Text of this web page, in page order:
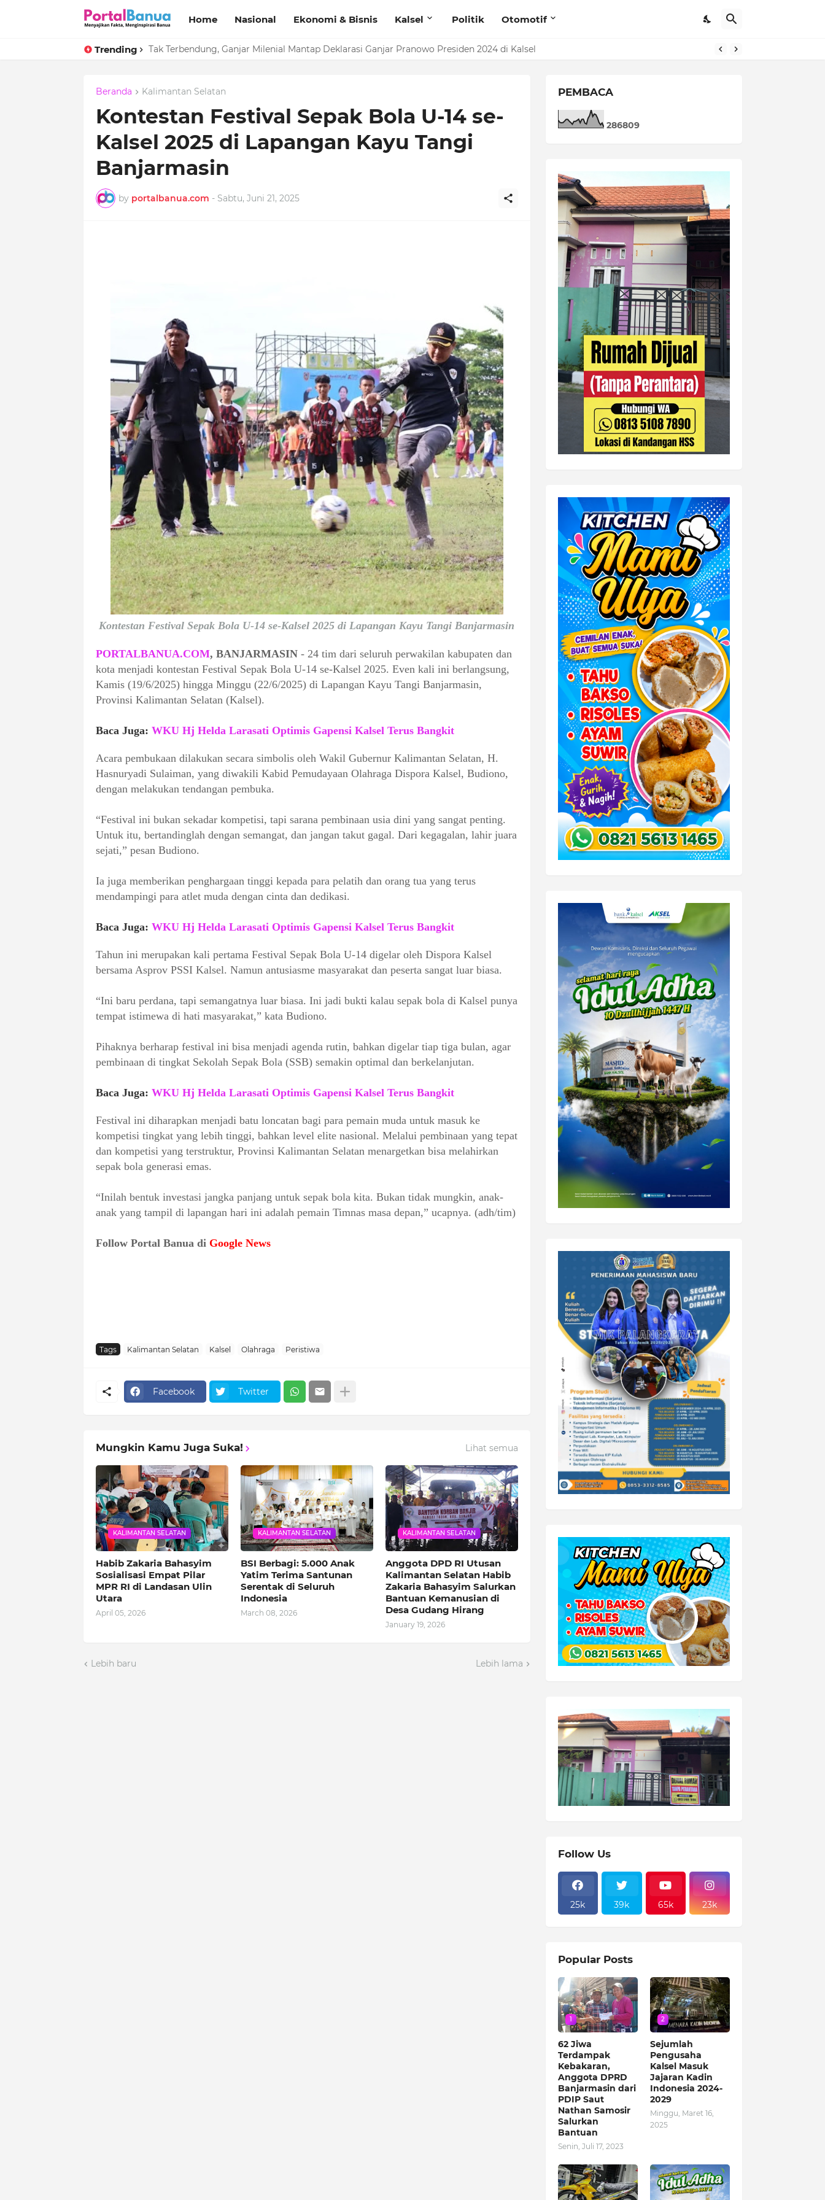
Home Nasional Ekonomi & Bisnis Kalsel Politik Otomotif
Trending Tak Terbendung, Ganjar Milenial Mantap Deklarasi Ganjar Pranowo Presiden 2024 di Kalsel
Beranda Kalimantan Selatan
Kontestan Festival Sepak Bola U-14 se-
Kalsel 2025 di Lapangan Kayu Tangi
Banjarmasin
by portalbanua.com - Sabtu, Juni 21, 2025
Kontestan Festival Sepak Bola U-14 se-Kalsel 2025 di Lapangan Kayu Tangi Banjarmasin
PORTALBANUA.COM, BANJARMASIN - 24 tim dari seluruh perwakilan kabupaten dan
kota menjadi kontestan Festival Sepak Bola U-14 se-Kalsel 2025. Even kali ini berlangsung,
Kamis (19/6/2025) hingga Minggu (22/6/2025) di Lapangan Kayu Tangi Banjarmasin,
Provinsi Kalimantan Selatan (Kalsel).
Baca Juga: WKU Hj Helda Larasati Optimis Gapensi Kalsel Terus Bangkit
Acara pembukaan dilakukan secara simbolis oleh Wakil Gubernur Kalimantan Selatan, H.
Hasnuryadi Sulaiman, yang diwakili Kabid Pemudayaan Olahraga Dispora Kalsel, Budiono,
dengan melakukan tendangan pembuka.
“Festival ini bukan sekadar kompetisi, tapi sarana pembinaan usia dini yang sangat penting.
Untuk itu, bertandinglah dengan semangat, dan jangan takut gagal. Dari kegagalan, lahir juara
sejati,” pesan Budiono.
Ia juga memberikan penghargaan tinggi kepada para pelatih dan orang tua yang terus
mendampingi para atlet muda dengan cinta dan dedikasi.
Baca Juga: WKU Hj Helda Larasati Optimis Gapensi Kalsel Terus Bangkit
Tahun ini merupakan kali pertama Festival Sepak Bola U-14 digelar oleh Dispora Kalsel
bersama Asprov PSSI Kalsel. Namun antusiasme masyarakat dan peserta sangat luar biasa.
“Ini baru perdana, tapi semangatnya luar biasa. Ini jadi bukti kalau sepak bola di Kalsel punya
tempat istimewa di hati masyarakat,” kata Budiono.
Pihaknya berharap festival ini bisa menjadi agenda rutin, bahkan digelar tiap tiga bulan, agar
pembinaan di tingkat Sekolah Sepak Bola (SSB) semakin optimal dan berkelanjutan.
Baca Juga: WKU Hj Helda Larasati Optimis Gapensi Kalsel Terus Bangkit
Festival ini diharapkan menjadi batu loncatan bagi para pemain muda untuk masuk ke
kompetisi tingkat yang lebih tinggi, bahkan level elite nasional. Melalui pembinaan yang tepat
dan kompetisi yang terstruktur, Provinsi Kalimantan Selatan menargetkan bisa melahirkan
sepak bola generasi emas.
“Inilah bentuk investasi jangka panjang untuk sepak bola kita. Bukan tidak mungkin, anak-
anak yang tampil di lapangan hari ini adalah pemain Timnas masa depan,” ucapnya. (adh/tim)
Follow Portal Banua di Google News
Tags Kalimantan Selatan Kalsel Olahraga Peristiwa
Facebook Twitter
Mungkin Kamu Juga Suka! Lihat semua
KALIMANTAN SELATAN
Habib Zakaria Bahasyim
Sosialisasi Empat Pilar
MPR RI di Landasan Ulin
Utara
April 05, 2026
KALIMANTAN SELATAN
BSI Berbagi: 5.000 Anak
Yatim Terima Santunan
Serentak di Seluruh
Indonesia
March 08, 2026
KALIMANTAN SELATAN
Anggota DPD RI Utusan
Kalimantan Selatan Habib
Zakaria Bahasyim Salurkan
Bantuan Kemanusian di
Desa Gudang Hirang
January 19, 2026
Lebih baru Lebih lama
PEMBACA
286809
Follow Us
25k 39k 65k 23k
Popular Posts
1
62 Jiwa
Terdampak
Kebakaran,
Anggota DPRD
Banjarmasin dari
PDIP Saut
Nathan Samosir
Salurkan
Bantuan
Senin, Juli 17, 2023
2
Sejumlah
Pengusaha
Kalsel Masuk
Jajaran Kadin
Indonesia 2024-
2029
Minggu, Maret 16,
2025